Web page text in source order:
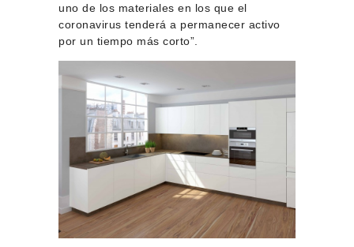
uno de los materiales en los que el
coronavirus tenderá a permanecer activo
por un tiempo más corto”.